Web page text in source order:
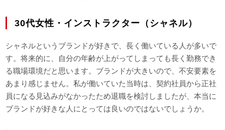
30代女性・インストラクター（シャネル）
シャネルというブランドが好きで、長く働いている人が多いで
す。将来的に、自分の年齢が上がってしまっても長く勤務でき
る職場環境だと思います。ブランドが大きいので、不安要素を
あまり感じません。私が働いていた当時は、契約社員から正社
員になる見込みがなかったため退職を検討しましたが、本当に
ブランドが好きな人にとっては良いのではないでしょうか。